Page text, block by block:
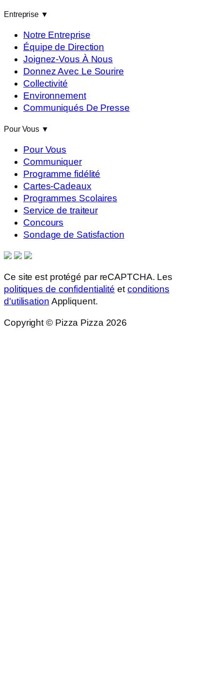
Entreprise ▼
Notre Entreprise
Équipe de Direction
Joignez-Vous À Nous
Donnez Avec Le Sourire
Collectivité
Environnement
Communiqués De Presse
Pour Vous ▼
Pour Vous
Communiquer
Programme fidélité
Cartes-Cadeaux
Programmes Scolaires
Service de traiteur
Concours
Sondage de Satisfaction
Ce site est protégé par reCAPTCHA. Les
politiques de confidentialité etconditions
d'utilisation Appliquent.
Copyright © Pizza Pizza 2026